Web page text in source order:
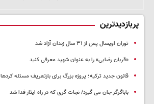
پربازدیدترین
توران اویسال پس از ۳۱ سال زندان آزاد شد
«قربان رضایی» را به عنوان شهید معرفی کنید
قانون جدید ترکیه؛ پروژه بزرگ‌ برای بازتعریف مسئله کردها
باباگرگر جان می گیرد/ نجات گری که در راه ایثار فدا شد